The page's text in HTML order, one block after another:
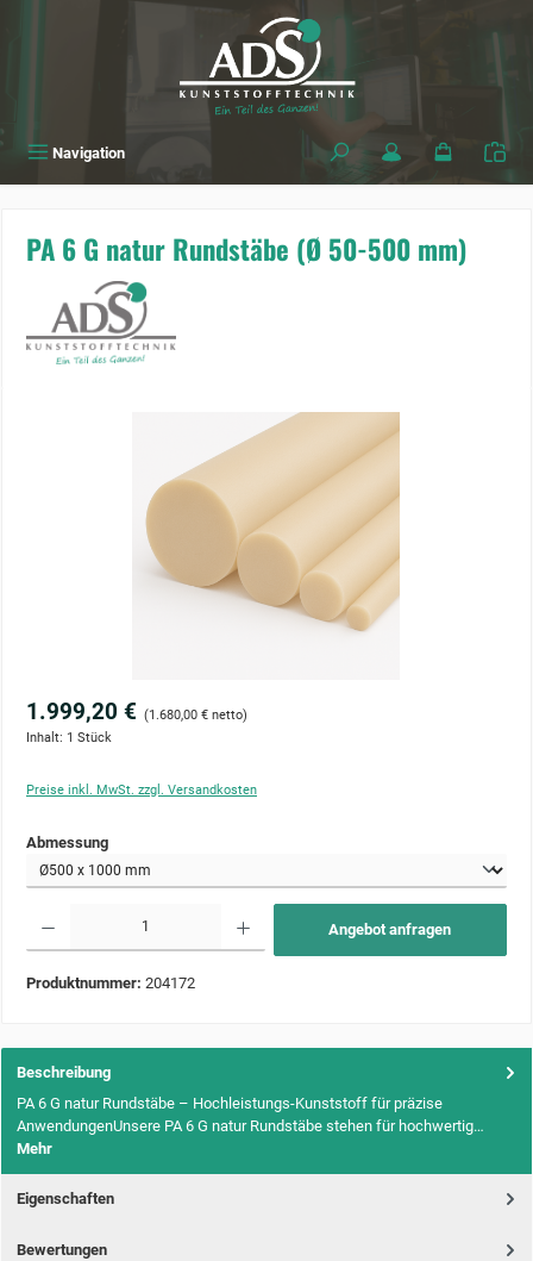
Navigation
PA 6 G natur Rundstäbe (Ø 50-500 mm)
1.999,20 € (1.680,00 € netto)
Inhalt: 1 Stück
Preise inkl. MwSt. zzgl. Versandkosten
Abmessungauswählen
Angebot anfragen
Produktnummer: 204172
Beschreibung
PA 6 G natur Rundstäbe – Hochleistungs-Kunststoff für präzise
AnwendungenUnsere PA 6 G natur Rundstäbe stehen für hochwertig…
Mehr
Eigenschaften
Bewertungen